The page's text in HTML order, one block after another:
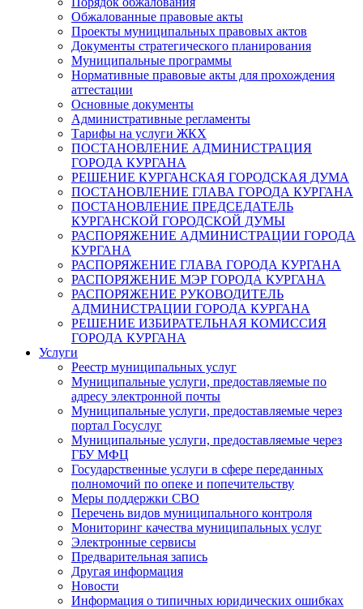
Обжалованные правовые акты
Проекты муниципальных правовых актов
Документы стратегического планирования
Муниципальные программы
Нормативные правовые акты для прохождения
аттестации
Основные документы
Административные регламенты
Тарифы на услуги ЖКХ
ПОСТАНОВЛЕНИЕ АДМИНИСТРАЦИЯ
ГОРОДА КУРГАНА
РЕШЕНИЕ КУРГАНСКАЯ ГОРОДСКАЯ ДУМА
ПОСТАНОВЛЕНИЕ ГЛАВА ГОРОДА КУРГАНА
ПОСТАНОВЛЕНИЕ ПРЕДСЕДАТЕЛЬ
КУРГАНСКОЙ ГОРОДСКОЙ ДУМЫ
РАСПОРЯЖЕНИЕ АДМИНИСТРАЦИИ ГОРОДА
КУРГАНА
РАСПОРЯЖЕНИЕ ГЛАВА ГОРОДА КУРГАНА
РАСПОРЯЖЕНИЕ МЭР ГОРОДА КУРГАНА
РАСПОРЯЖЕНИЕ РУКОВОДИТЕЛЬ
АДМИНИСТРАЦИИ ГОРОДА КУРГАНА
РЕШЕНИЕ ИЗБИРАТЕЛЬНАЯ КОМИССИЯ
ГОРОДА КУРГАНА
Услуги
Реестр муниципальных услуг
Муниципальные услуги, предоставляемые по
адресу электронной почты
Муниципальные услуги, предоставляемые через
портал Госуслуг
Муниципальные услуги, предоставляемые через
ГБУ МФЦ
Государственные услуги в сфере переданных
полномочий по опеке и попечительству
Меры поддержки СВО
Перечень видов муниципального контроля
Мониторинг качества муниципальных услуг
Электронные сервисы
Предварительная запись
Другая информация
Новости
Информация о типичных юридических ошибках